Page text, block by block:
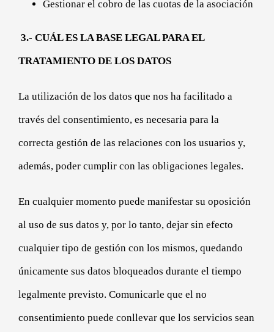
Gestionar el cobro de las cuotas de la asociación
3.- CUÁL ES LA BASE LEGAL PARA EL
TRATAMIENTO DE LOS DATOS
La utilización de los datos que nos ha facilitado a
través del consentimiento, es necesaria para la
correcta gestión de las relaciones con los usuarios y,
además, poder cumplir con las obligaciones legales.
En cualquier momento puede manifestar su oposición
al uso de sus datos y, por lo tanto, dejar sin efecto
cualquier tipo de gestión con los mismos, quedando
únicamente sus datos bloqueados durante el tiempo
legalmente previsto. Comunicarle que el no
consentimiento puede conllevar que los servicios sean